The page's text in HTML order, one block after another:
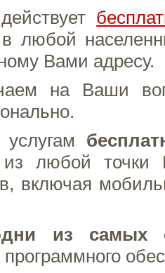
любой
Вами адресу.
на Ваши
из любой точки
включая
из самых
программного